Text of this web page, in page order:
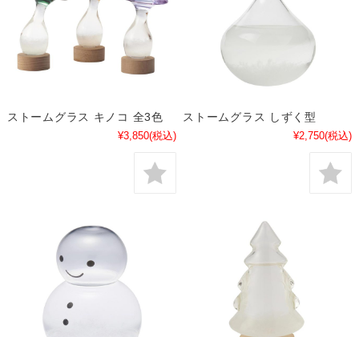
ストームグラス キノコ 全3色
¥3,850(税込)
ストームグラス しずく型
¥2,750(税込)